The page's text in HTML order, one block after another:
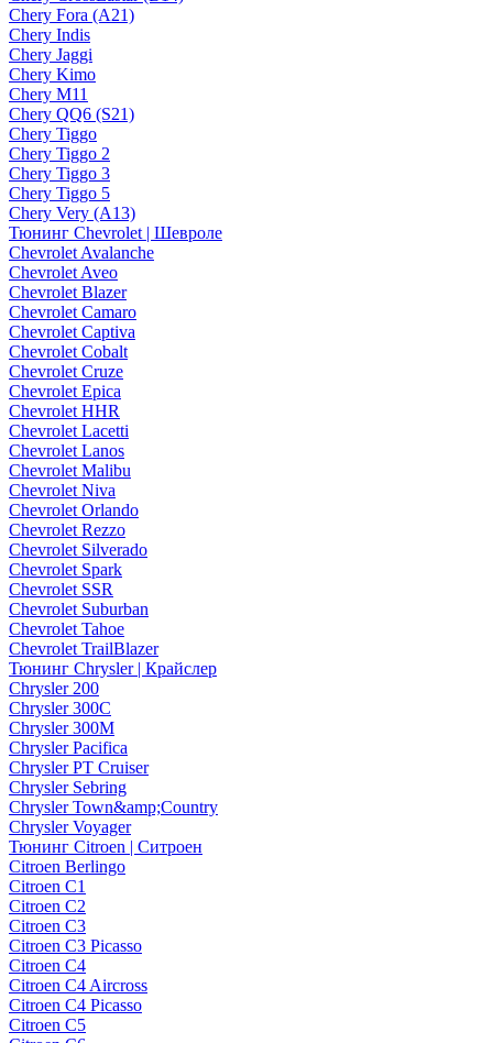
Chery Fora (A21)
Chery Indis
Chery Jaggi
Chery Kimo
Chery M11
Chery QQ6 (S21)
Chery Tiggo
Chery Tiggo 2
Chery Tiggo 3
Chery Tiggo 5
Chery Very (A13)
Тюнинг Chevrolet | Шевроле
Chevrolet Avalanche
Chevrolet Aveo
Chevrolet Blazer
Chevrolet Camaro
Chevrolet Captiva
Chevrolet Cobalt
Chevrolet Cruze
Chevrolet Epica
Chevrolet HHR
Chevrolet Lacetti
Chevrolet Lanos
Chevrolet Malibu
Chevrolet Niva
Chevrolet Orlando
Chevrolet Rezzo
Chevrolet Silverado
Chevrolet Spark
Chevrolet SSR
Chevrolet Suburban
Chevrolet Tahoe
Chevrolet TrailBlazer
Тюнинг Chrysler | Крайслер
Chrysler 200
Chrysler 300C
Chrysler 300M
Chrysler Pacifica
Chrysler PT Cruiser
Chrysler Sebring
Chrysler Town&amp;Country
Chrysler Voyager
Тюнинг Citroen | Ситроен
Citroen Berlingo
Citroen C1
Citroen C2
Citroen C3
Citroen C3 Picasso
Citroen C4
Citroen C4 Aircross
Citroen C4 Picasso
Citroen C5